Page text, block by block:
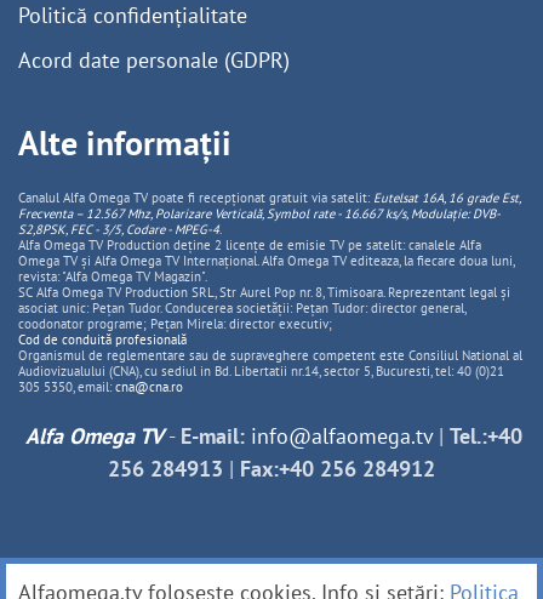
Politică confidențialitate
Acord date personale (GDPR)
Alte informații
Canalul Alfa Omega TV poate fi recepționat gratuit via satelit: Eutelsat 16A, 16 grade Est,
Frecventa – 12.567 Mhz, PolarizareVerticală, Symbol rate - 16.667 ks/s, Modulație: DVB-
S2,8PSK, FEC - 3/5, Codare - MPEG-4.
Alfa Omega TV Production deține 2 licențe de emisie TV pe satelit: canalele Alfa
Omega TV și Alfa Omega TV Internațional. Alfa Omega TV editeaza, la fiecare doua luni,
revista: "Alfa Omega TV Magazin".
SC Alfa Omega TV Production SRL, Str Aurel Pop nr. 8, Timisoara. Reprezentant legal și
asociat unic: Pețan Tudor. Conducerea societății: Pețan Tudor: director general,
coodonator programe; Pețan Mirela: director executiv;
Cod de conduită profesională
Organismul de reglementare sau de supraveghere competent este Consiliul National al
Audiovizualului (CNA), cu sediul in Bd. Libertatii nr.14, sector 5, Bucuresti, tel: 40 (0)21
305 5350, email: cna@cna.ro
Alfa Omega TV- E-mail: info@alfaomega.tv| Tel.:+40
256 284913 | Fax:+40 256 284912
Alfaomega.tv folosește cookies. Info și setări: Politica